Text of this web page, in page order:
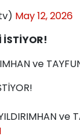
May 12, 2026
İSTİYOR!
ve
ve